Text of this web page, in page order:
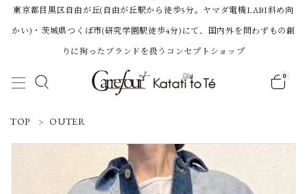
東京都目黒区自由が丘(自由が丘駅から徒歩5分。ヤマダ電機LABI斜め向
かい)・茨城県つくば市(研究学園駅徒歩4分)にて、国内外を問わずもの創
りに拘ったブランドを扱うコンセプトショップ
0
ACCOUNT MENU
新規会員登録
TOP OUTER